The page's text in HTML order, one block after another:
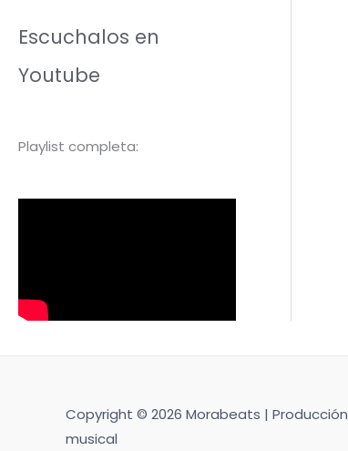
Escuchalos en
Youtube
Playlist completa:
Copyright © 2026 Morabeats | Producción
musical